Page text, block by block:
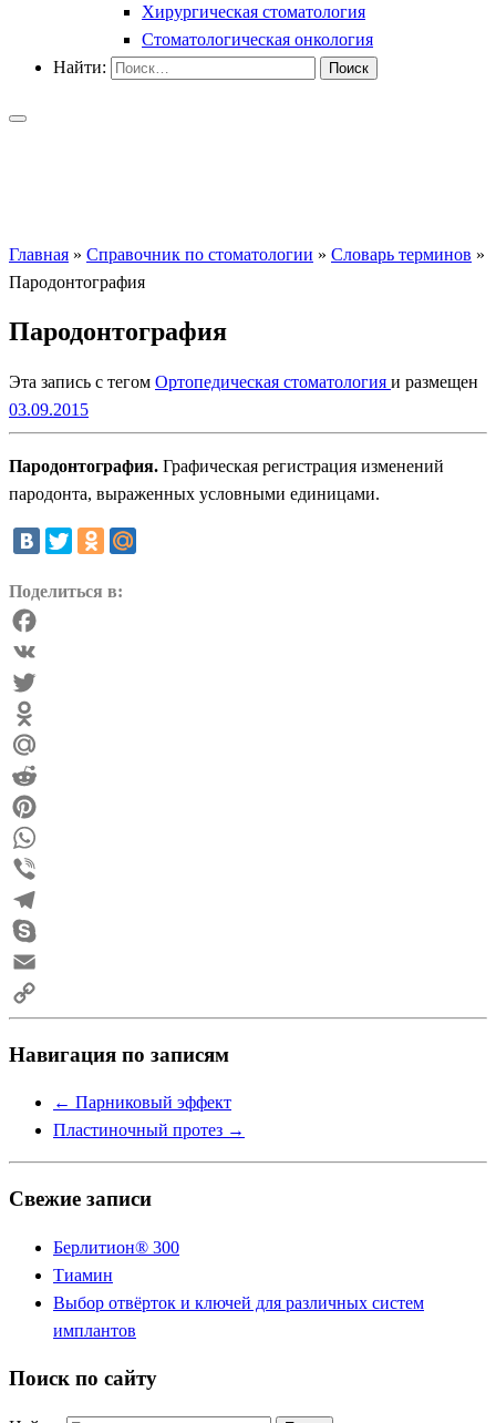
Хирургическая стоматология
Стоматологическая онкология
Найти:
Главная » Справочник по стоматологии » Словарь терминов »
Пародонтография
Пародонтография
Эта запись с тегом Ортопедическая стоматология и размещен
03.09.2015
Пародонтография. Графическая регистрация изменений
пародонта, выраженных условными единицами.
Поделиться в:
Facebook
VK
Twitter
Odnoklassniki
Mail.Ru
Reddit
Pinterest
WhatsApp
Viber
Telegram
Skype
Email
Copy
Link
Навигация по записям
← Парниковый эффект
Пластиночный протез →
Свежие записи
Берлитион® 300
Тиамин
Выбор отвёрток и ключей для различных систем
имплантов
Поиск по сайту